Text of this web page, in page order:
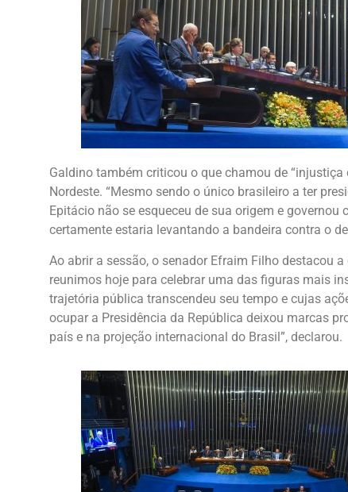
Galdino também criticou o que chamou de
Nordeste. “Mesmo sendo o único brasileiro a ter
Epitácio não se esqueceu de sua origem e
certamente estaria levantando a bandeira contra o
Ao abrir a sessão, o senador Efraim Filho destacou
reunimos hoje para celebrar uma das figuras mais
trajetória pública transcendeu seu tempo e cujas
ocupar a Presidência da República deixou marcas
país e na projeção internacional do Brasil”, declarou.